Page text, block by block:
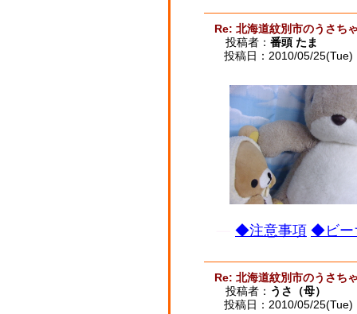
Re: 北海道紋別市のうさち
投稿者： 番頭 たま
投稿日：2010/05/
◆注意事項 ◆ビー
Re: 北海道紋別市のうさち
投稿者： うさ（母）
投稿日：2010/05/